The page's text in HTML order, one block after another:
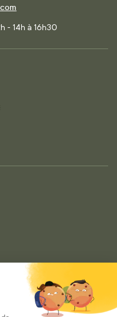
- 14h à 16h30
Instagram